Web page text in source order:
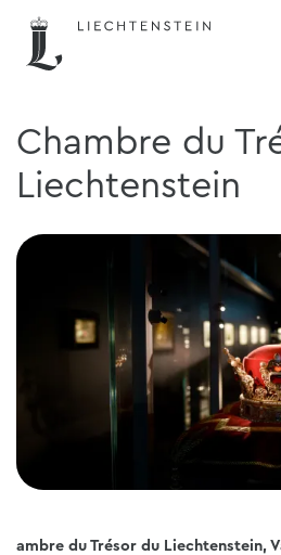
Chambre du
Liechtenstein
du Trésor du Liechtenstein,